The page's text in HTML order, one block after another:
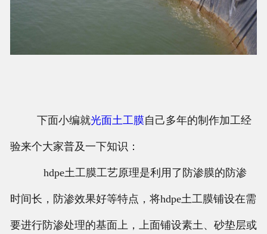
下面小编就光面土工膜自己多年的制作加工经
验来个大家普及一下知识：
hdpe土工膜工艺原理是利用了防渗膜的防渗
时间长，防渗效果好等特点，将hdpe土工膜铺设在需
要进行防渗处理的基面上，上面铺设素土、砂垫层或